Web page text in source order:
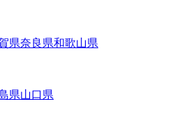
県奈良県和歌山県
県山口県